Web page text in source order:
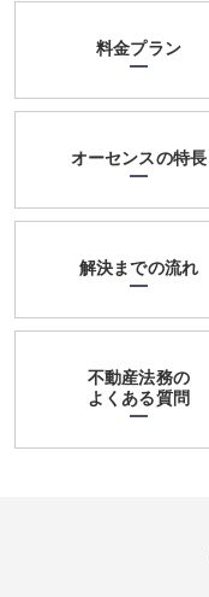
料金プラン
オーセンスの特長
解決までの流れ
不動産法務の
よくある質問